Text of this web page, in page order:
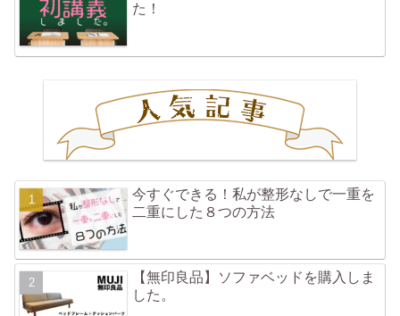
た！
今すぐできる！私が整形なしで一重を
二重にした８つの方法
【無印良品】ソファベッドを購入しま
した。